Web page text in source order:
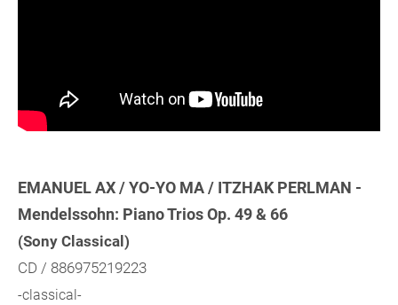
EMANUEL AX / YO-YO MA / ITZHAK PERLMAN -
Mendelssohn: Piano Trios Op. 49 & 66
(Sony Classical)
CD / 886975219223
-classical-